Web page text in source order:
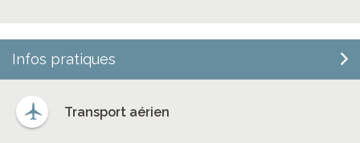
Infos pratiques
Transport aérien